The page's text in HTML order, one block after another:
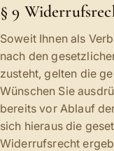
§ 9
Soweit Ihnen als
nach den
zusteht, gelten die
Wünschen Sie
bereits vor Ablauf
sich hieraus die
Widerrufsrecht